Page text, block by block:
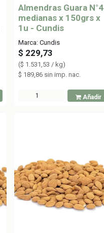
Almendras Guara N°4
medianas x 150grs x
1u - Cundis
Marca: Cundis
$ 229,73
($ 1.531,53 / kg)
$ 189,86 sin imp. nac.
Añadir